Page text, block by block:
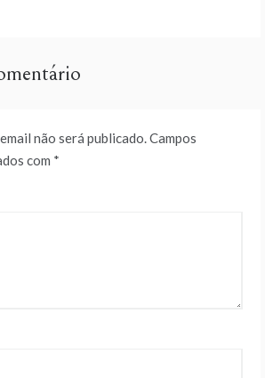
não será publicado.Campos
com *